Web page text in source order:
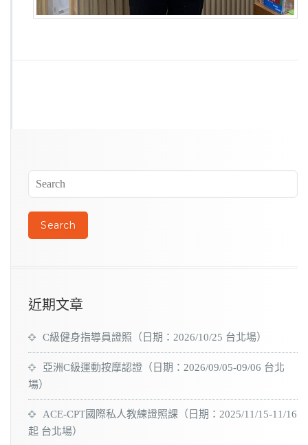
近期文章
C級健身指導員證照（日期：2026/10/25 台北場）
亞洲C級運動按摩認證（日期：2026/09/05-09/06 台北
場）
ACE-CPT國際私人教練證照課（日期：2025/11/15-11/16
起 台北場）